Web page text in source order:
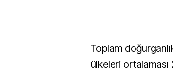
Toplam
ülkeleri ortalaması